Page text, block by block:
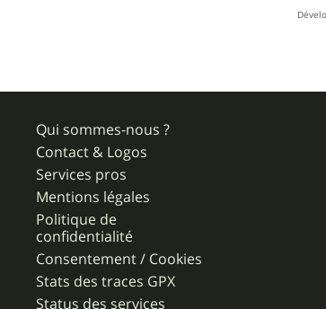
Qui sommes-nous ?
Contact & Logos
Services pros
Mentions légales
Politique de
confidentialité
Consentement / Cookies
Stats des traces GPX
Status des services